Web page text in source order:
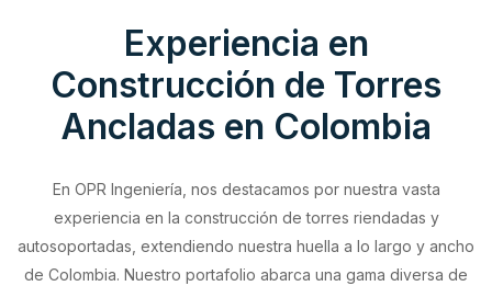
Experiencia en
Construcción de Torres
Ancladas en Colombia
En OPR Ingeniería, nos destacamos por nuestra vasta
experiencia en la construcción de torres riendadas y
autosoportadas, extendiendo nuestra huella a lo largo y ancho
de Colombia. Nuestro portafolio abarca una gama diversa de